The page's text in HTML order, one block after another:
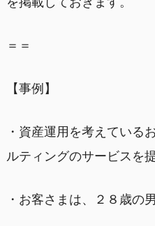
＝＝
【事例】
・資産運用を考えている
ルティングのサービスを
・お客さまは、２８歳の